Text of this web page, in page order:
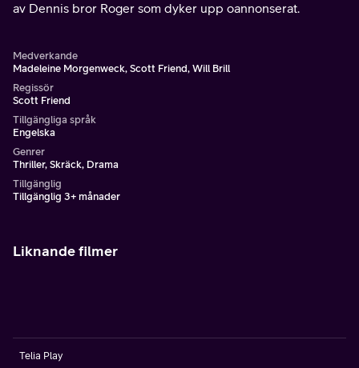
av Dennis bror Roger som dyker upp oannonserat.
Medverkande
Madeleine Morgenweck, Scott Friend, Will Brill
Regissör
Scott Friend
Tillgängliga språk
Engelska
Genrer
Thriller, Skräck, Drama
Tillgänglig
Tillgänglig 3+ månader
Liknande filmer
Telia Play